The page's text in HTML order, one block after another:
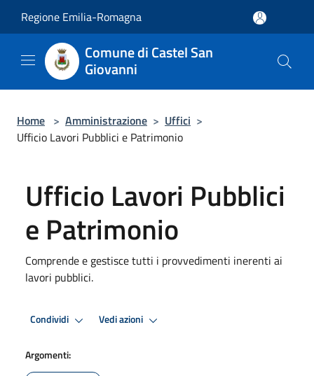
Regione Emilia-Romagna
Comune di Castel San
Giovanni
Home > Amministrazione > Uffici >
Ufficio Lavori Pubblici e Patrimonio
Ufficio Lavori Pubblici
e Patrimonio
Comprende e gestisce tutti i provvedimenti inerenti ai
lavori pubblici.
Condividi Vedi azioni
Argomenti: